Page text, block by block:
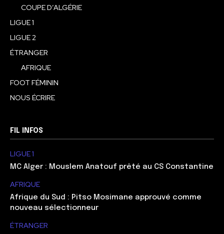
COUPE D’ALGÉRIE
LIGUE 1
LIGUE 2
ÉTRANGER
AFRIQUE
FOOT FÉMININ
NOUS ÉCRIRE
FIL INFOS
LIGUE 1
MC Alger : Mouslem Anatouf prêté au CS Constantine
AFRIQUE
Afrique du Sud : Pitso Mosimane approuvé comme
nouveau sélectionneur
ÉTRANGER